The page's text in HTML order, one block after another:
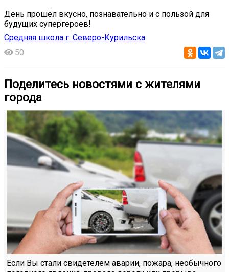
День прошёл вкусно, познавательно и с пользой для
будущих супергероев! ️
Средняя школа г. Северо-Курильска
50
Поделитесь новостями с жителями
города
Если Вы стали свидетелем аварии, пожара, необычного